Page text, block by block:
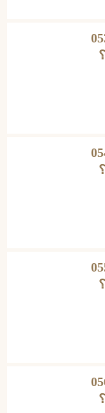
اي شركة ؟ 053
؟
اي شركة ؟ 054
؟
اي شركة ؟ 055
؟
اي شركة ؟ 056
؟